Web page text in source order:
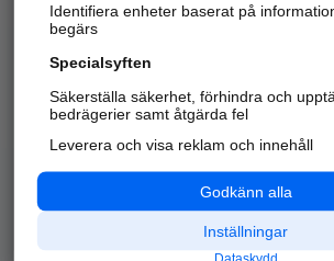
Alla kategorier
Populära
API & Kartor
Annonsera
Integritet
Identifiera enheter baserat på
begärs
Specialsyften
Säkerställa säkerhet, förhindra och
bedrägerier samt åtgärda fel
Leverera och visa reklam och innehåll
Godkänn alla
Inställningar
Dataskydd